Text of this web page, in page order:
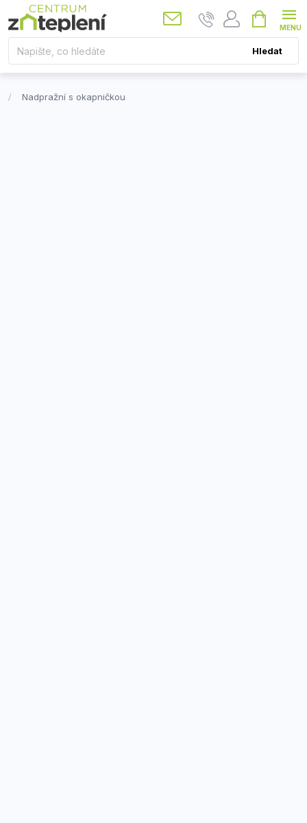
na
obsah
Hledat
Nákupní
košík
Nadpražní s okapničkou